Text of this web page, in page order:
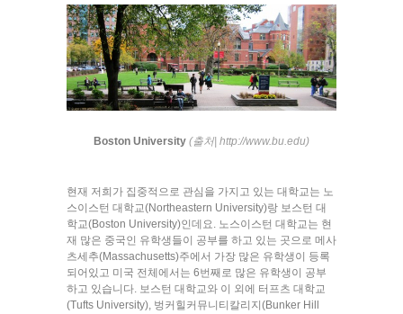
Boston University (출처| http://www.bu.edu)
현재 저희가 집중적으로 관심을 가지고 있는 대학교는 노
스이스턴 대학교(Northeastern University)랑 보스턴 대
학교(Boston University)인데요. 노스이스턴 대학교는 현
재 많은 중국인 유학생들이 공부를 하고 있는 곳으로 메사
츠세추(Massachusetts)주에서 가장 많은 유학생이 등록
되어있고 미국 전체에서는 6번째로 많은 유학생이 공부
하고 있습니다. 보스턴 대학교와 이 외에 터프츠 대학교
(Tufts University), 벙커힐커뮤니티칼리지(Bunker Hill